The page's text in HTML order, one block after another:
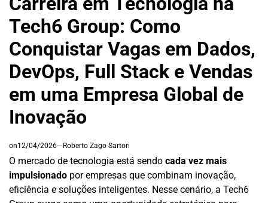
Tech6 Group: Como
Conquistar Vagas em Dados,
DevOps, Full Stack e Vendas
em uma Empresa Global de
Inovação
on12/04/2026 Roberto Zago Sartori
O mercado de tecnologia está sendo cada vez mais
impulsionado por empresas que combinam inovação,
eficiência e soluções inteligentes. Nesse cenário, a Tech6